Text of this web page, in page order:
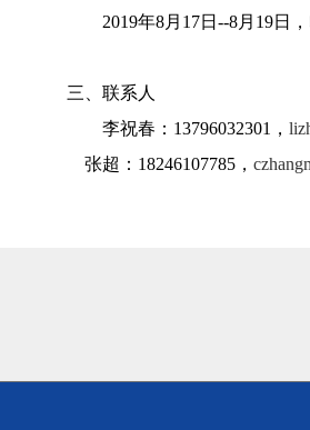
2019年8月 17日 --8月 19日
三、联系人
李祝春： 13796032301 ，
张超： 18246107785 ，